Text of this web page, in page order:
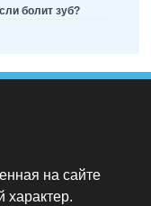
болит зуб?
на сайте
характер.